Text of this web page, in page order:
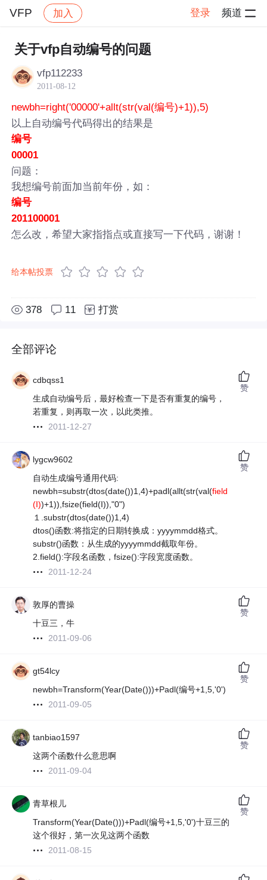
VFP 加入 登录 频道
社区 VFP 帖子详情
关于vfp自动编号的问题
vfp112233
2011-08-12
newbh=right('00000'+allt(str(val(编号)+1)),5)
以上自动编号代码得出的结果是
编号
00001
问题：
我想编号前面加当前年份，如：
编号
201100001
怎么改，希望大家指指点或直接写一下代码，谢谢！
给本帖投票
378 11 打赏
全部评论
cdbqss1
生成自动编号后，最好检查一下是否有重复的编号，
若重复，则再取一次，以此类推。
2011-12-27
赞
lygcw9602
自动生成编号通用代码:
newbh=substr(dtos(date())1,4)+padl(allt(str(val(field
(I))+1)),fsize(field(I)),"0")
１.substr(dtos(date())1,4)
dtos()函数:将指定的日期转换成：yyyymmdd格式。
substr()函数：从生成的yyyymmdd截取年份。
2.field():字段名函数，fsize():字段宽度函数。
2011-12-24
赞
敦厚的曹操
十豆三，牛
2011-09-06
赞
gt54lcy
newbh=Transform(Year(Date()))+Padl(编号+1,5,'0')
2011-09-05
赞
tanbiao1597
这两个函数什么意思啊
2011-09-04
赞
青草根儿
Transform(Year(Date()))+Padl(编号+1,5,'0')十豆三的
这个很好，第一次见这两个函数
2011-08-15
赞